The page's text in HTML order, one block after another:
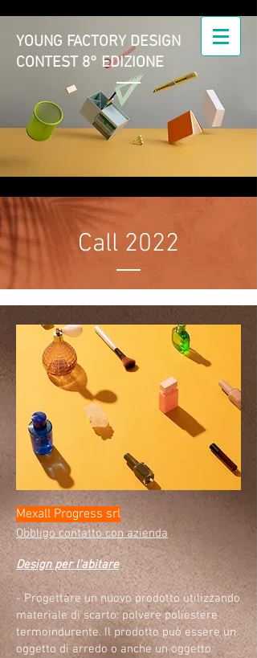
Young Factory Design |
il Design nell'azienda
YOUNG FACTORY DESIGN
CONTEST 8° EDIZIONE
Call 2022
Mexall Progress srl
Obbligo contatto con azienda
Design per l'abitare
- Progettare un nuovo prodotto utilizzando
materiale di scarto: polvere poliestere
termoindurente. Il prodotto può essere un
oggetto di arredo o anche un oggetto